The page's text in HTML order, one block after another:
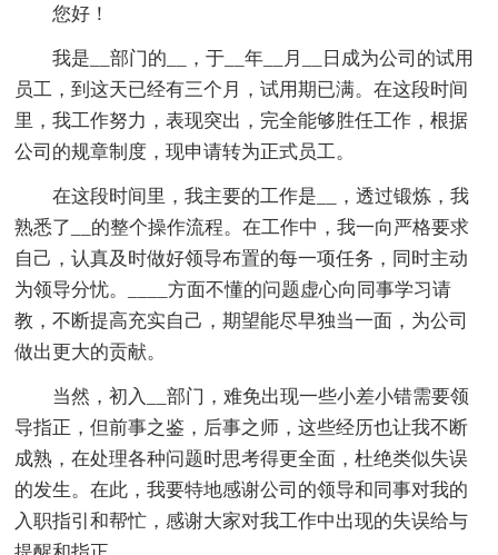
您好！
我是__部门的__，于__年__月__日成为公司的试用
员工，到这天已经有三个月，试用期已满。在这段时间
里，我工作努力，表现突出，完全能够胜任工作，根据
公司的规章制度，现申请转为正式员工。
在这段时间里，我主要的工作是__，透过锻炼，我
熟悉了__的整个操作流程。在工作中，我一向严格要求
自己，认真及时做好领导布置的每一项任务，同时主动
为领导分忧。____方面不懂的问题虚心向同事学习请
教，不断提高充实自己，期望能尽早独当一面，为公司
做出更大的贡献。
当然，初入__部门，难免出现一些小差小错需要领
导指正，但前事之鉴，后事之师，这些经历也让我不断
成熟，在处理各种问题时思考得更全面，杜绝类似失误
的发生。在此，我要特地感谢公司的领导和同事对我的
入职指引和帮忙，感谢大家对我工作中出现的失误给与